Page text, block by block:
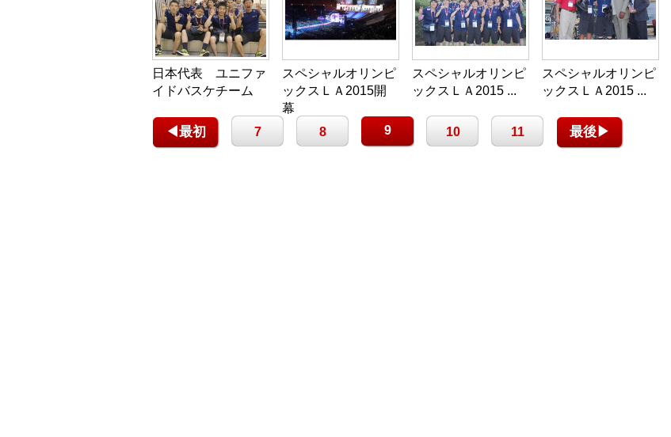
日本代表 ユニファ
イドバスケチーム
スペシャルオリンピ
ックスＬＡ2015開
幕
スペシャルオリンピ
ックスＬＡ2015 ...
スペシャルオリンピ
ックスＬＡ2015 ...
◀最初 7 8 9 10 11 最後▶